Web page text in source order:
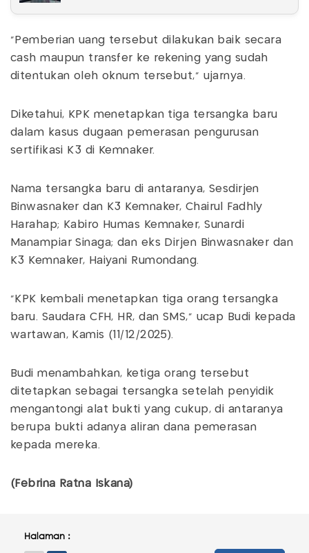
"Pemberian uang tersebut dilakukan baik secara
cash maupun transfer ke rekening yang sudah
ditentukan oleh oknum tersebut," ujarnya.
Diketahui, KPK menetapkan tiga tersangka baru
dalam kasus dugaan pemerasan pengurusan
sertifikasi K3 di Kemnaker.
Nama tersangka baru di antaranya, Sesdirjen
Binwasnaker dan K3 Kemnaker, Chairul Fadhly
Harahap; Kabiro Humas Kemnaker, Sunardi
Manampiar Sinaga; dan eks Dirjen Binwasnaker dan
K3 Kemnaker, Haiyani Rumondang.
"KPK kembali menetapkan tiga orang tersangka
baru. Saudara CFH, HR, dan SMS," ucap Budi kepada
wartawan, Kamis (11/12/2025).
Budi menambahkan, ketiga orang tersebut
ditetapkan sebagai tersangka setelah penyidik
mengantongi alat bukti yang cukup, di antaranya
berupa bukti adanya aliran dana pemerasan
kepada mereka.
(Febrina Ratna Iskana)
Halaman :